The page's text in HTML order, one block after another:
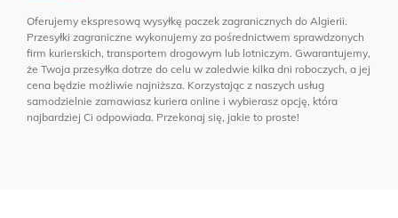
Oferujemy ekspresową wysyłkę paczek zagranicznych do Algierii.
Przesyłki zagraniczne wykonujemy za pośrednictwem sprawdzonych
firm kurierskich, transportem drogowym lub lotniczym. Gwarantujemy,
że Twoja przesyłka dotrze do celu w zaledwie kilka dni roboczych, a jej
cena będzie możliwie najniższa. Korzystając z naszych usług
samodzielnie zamawiasz kuriera online i wybierasz opcję, która
najbardziej Ci odpowiada. Przekonaj się, jakie to proste!